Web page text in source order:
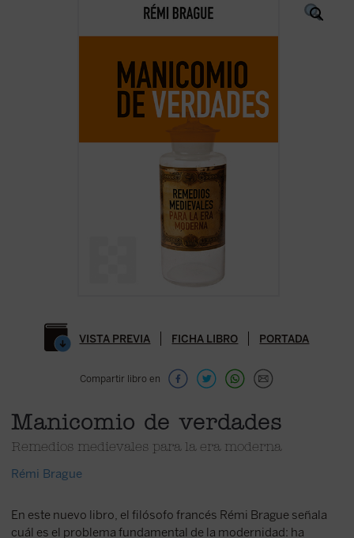
VISTA PREVIA FICHA LIBRO PORTADA
Compartir libro en
Manicomio de verdades
Remedios medievales para la era moderna
Rémi Brague
En este nuevo libro, el filósofo francés Rémi Brague señala
cuál es el problema fundamental de la modernidad: ha